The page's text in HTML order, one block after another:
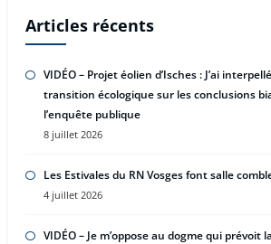
Articles récents
VIDÉO – Projet éolien d’Isches : J’ai
transition écologique sur les conclusions
l’enquête publique
8 juillet 2026
Les Estivales du RN Vosges font salle
4 juillet 2026
VIDÉO – Je m’oppose au dogme qui prévoit